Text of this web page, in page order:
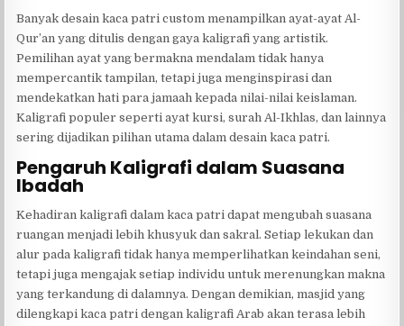
Banyak desain kaca patri custom menampilkan ayat-ayat Al-
Qur’an yang ditulis dengan gaya kaligrafi yang artistik.
Pemilihan ayat yang bermakna mendalam tidak hanya
mempercantik tampilan, tetapi juga menginspirasi dan
mendekatkan hati para jamaah kepada nilai-nilai keislaman.
Kaligrafi populer seperti ayat kursi, surah Al-Ikhlas, dan lainnya
sering dijadikan pilihan utama dalam desain kaca patri.
Pengaruh Kaligrafi dalam Suasana
Ibadah
Kehadiran kaligrafi dalam kaca patri dapat mengubah suasana
ruangan menjadi lebih khusyuk dan sakral. Setiap lekukan dan
alur pada kaligrafi tidak hanya memperlihatkan keindahan seni,
tetapi juga mengajak setiap individu untuk merenungkan makna
yang terkandung di dalamnya. Dengan demikian, masjid yang
dilengkapi kaca patri dengan kaligrafi Arab akan terasa lebih